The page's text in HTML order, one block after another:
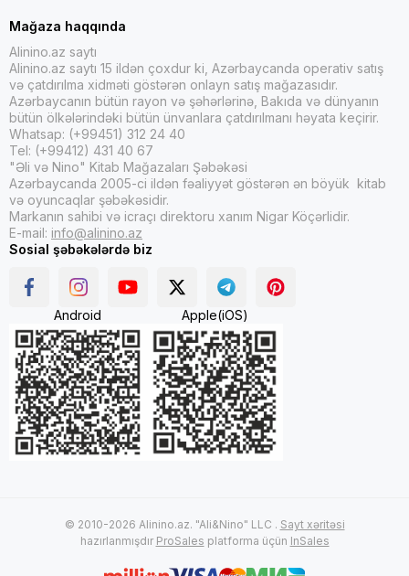
Mağaza haqqında
Alinino.az saytı
Alinino.az saytı 15 ildən çoxdur ki, Azərbaycanda operativ satış
və çatdırılma xidməti göstərən onlayn satış mağazasıdır.
Azərbaycanın bütün rayon və şəhərlərinə, Bakıda və dünyanın
bütün ölkələrindəki bütün ünvanlara çatdırılmanı həyata keçirir.
Whatsap: (+99451) 312 24 40
Tel: (+99412) 431 40 67
"Əli və Nino" Kitab Mağazaları Şəbəkəsi
Azərbaycanda 2005-ci ildən fəaliyyət göstərən ən böyük kitab
və oyuncaqlar şəbəkəsidir.
Markanın sahibi və icraçı direktoru xanım Nigar Köçərlidir.
E-mail: info@alinino.az
Sosial şəbəkələrdə biz
Android Apple(iOS)
© 2010-2026 Alinino.az. "Ali&Nino" LLC . Sayt xəritəsi
hazırlanmışdır ProSales platforma üçün InSales